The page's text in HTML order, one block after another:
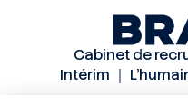
Cabinet de
Intérim ｜